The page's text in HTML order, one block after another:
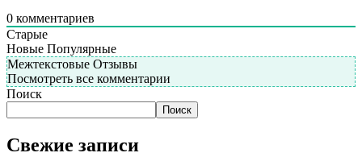
0 комментариев
Старые
Новые Популярные
Межтекстовые Отзывы
Посмотреть все комментарии
Поиск
Поиск
Свежие записи